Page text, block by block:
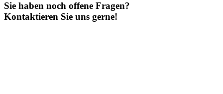
Sie haben noch offene Fragen?
Kontaktieren Sie uns gerne!